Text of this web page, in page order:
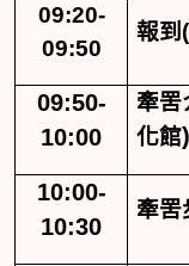
09:20-
09:50
報到 (
09:50-
10:00
牽罟
化館)
10:00-
10:30
牽罟